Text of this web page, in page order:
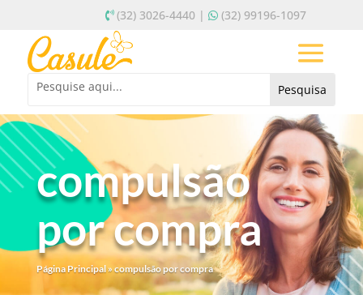
(32) 3026-4440 | (32) 99196-1097
compulsão
por compra
Página Principal» compulsão por compra